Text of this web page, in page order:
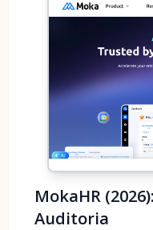
MokaHR
Auditoria